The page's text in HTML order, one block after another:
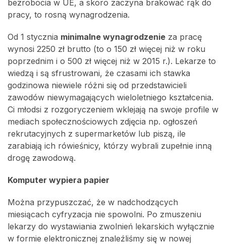
bezrobocia w UE, a skoro zaczyna brakować rąk do
pracy, to rosną wynagrodzenia.
Od 1 stycznia minimalne wynagrodzenie za pracę
wynosi 2250 zł brutto (to o 150 zł więcej niż w roku
poprzednim i o 500 zł więcej niż w 2015 r.). Lekarze to
wiedzą i są sfrustrowani, że czasami ich stawka
godzinowa niewiele różni się od przedstawicieli
zawodów niewymagających wieloletniego kształcenia.
Ci młodsi z rozgoryczeniem wklejają na swoje profile w
mediach społecznościowych zdjęcia np. ogłoszeń
rekrutacyjnych z supermarketów lub piszą, ile
zarabiają ich rówieśnicy, którzy wybrali zupełnie inną
drogę zawodową.
Komputer wypiera papier
Można przypuszczać, że w nadchodzących
miesiącach cyfryzacja nie spowolni. Po zmuszeniu
lekarzy do wystawiania zwolnień lekarskich wyłącznie
w formie elektronicznej znaleźliśmy się w nowej